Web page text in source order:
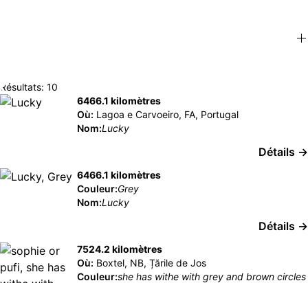
Résultats: 10
6466.1 kilomètres
Où: Lagoa e Carvoeiro, FA, Portugal
Nom:Lucky
Détails →
6466.1 kilomètres
Couleur:Grey
Nom:Lucky
Détails →
7524.2 kilomètres
Où: Boxtel, NB, Țările de Jos
Couleur:she has withe with grey and brown circles